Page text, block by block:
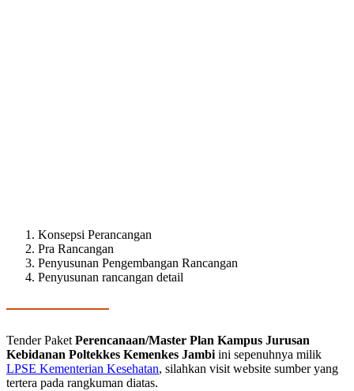
Konsepsi Perancangan
Pra Rancangan
Penyusunan Pengembangan Rancangan
Penyusunan rancangan detail
Tender Paket Perencanaan/Master Plan Kampus Jurusan
Kebidanan Poltekkes Kemenkes Jambi ini sepenuhnya milik
LPSE Kementerian Kesehatan, silahkan visit website sumber yang
tertera pada rangkuman diatas.